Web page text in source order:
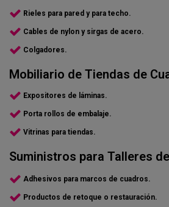
Rieles para pared y para techo.
Cables de nylon y sirgas de acero.
Colgadores.
Mobiliario de Tiendas de
Expositores de láminas.
Porta rollos de embalaje.
Vitrinas para tiendas.
Suministros para Talleres
Adhesivos para marcos de cuadros.
Productos de retoque o restauración.